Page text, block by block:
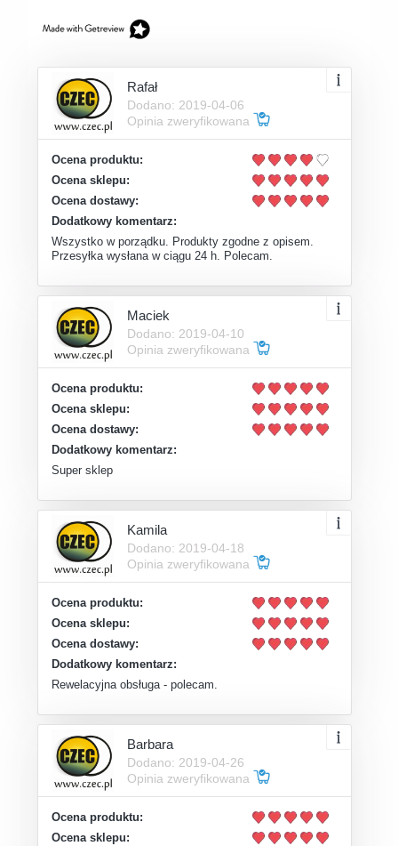
Rafał
Dodano: 2019-04-06
Opinia zweryfikowana
Ocena produktu:
Ocena sklepu:
Ocena dostawy:
Dodatkowy komentarz:
Wszystko w porządku. Produkty zgodne z opisem.
Przesyłka wysłana w ciągu 24 h. Polecam.
Maciek
Dodano: 2019-04-10
Opinia zweryfikowana
Ocena produktu:
Ocena sklepu:
Ocena dostawy:
Dodatkowy komentarz:
Super sklep
Kamila
Dodano: 2019-04-18
Opinia zweryfikowana
Ocena produktu:
Ocena sklepu:
Ocena dostawy:
Dodatkowy komentarz:
Rewelacyjna obsługa - polecam.
Barbara
Dodano: 2019-04-26
Opinia zweryfikowana
Ocena produktu:
Ocena sklepu: